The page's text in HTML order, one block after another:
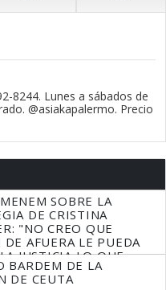
8244. Lunes a sábados de
@asiakapalermo. Precio
SOBRE LA
DE CRISTINA
"NO CREO QUE
DE AFUERA LE PUEDA
JUSTICIA LO QUE
HACER"
BARDEM DE LA
DE CEUTA